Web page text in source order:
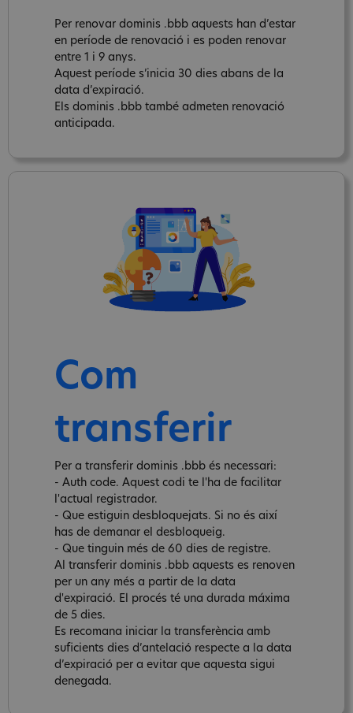
Per renovar dominis .bbb aquests han d’estar
en període de renovació i es poden renovar
entre 1 i 9 anys.
Aquest període s’inicia 30 dies abans de la
data d’expiració.
Els dominis .bbb també admeten renovació
anticipada.
Com
transferir
Per a transferir dominis .bbb és necessari:
- Auth code. Aquest codi te l'ha de facilitar
l'actual registrador.
- Que estiguin desbloquejats. Si no és així
has de demanar el desbloqueig.
- Que tinguin més de 60 dies de registre.
Al transferir dominis .bbb aquests es renoven
per un any més a partir de la data
d'expiració. El procés té una durada máxima
de 5 dies.
Es recomana iniciar la transferència amb
suficients dies d’antelació respecte a la data
d’expiració per a evitar que aquesta sigui
denegada.